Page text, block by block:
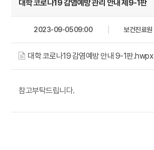
대학 코로나19 감염예방 관리 안내 제9-1판
2023-09-05 09:00 보건진료원
대학 코로나19 감염예방 안내 9-1판.hwpx
참고부탁드립니다.